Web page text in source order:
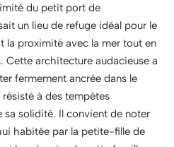
du petit port de
un lieu de refuge idéal pour le
la proximité avec la mer tout en
Cette architecture audacieuse a
fermement ancrée dans le
à des tempêtes
sa solidité. Il convient de noter
habitée par la petite-fille de